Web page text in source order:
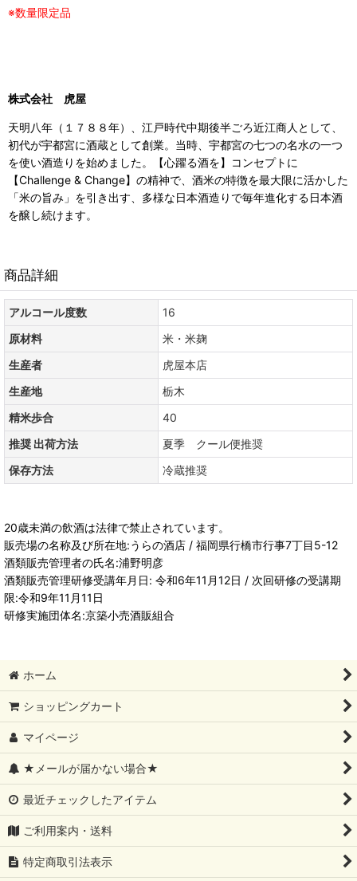
※数量限定品
株式会社 虎屋
天明八年（１７８８年）、江戸時代中期後半ごろ近江商人として、
初代が宇都宮に酒蔵として創業。当時、宇都宮の七つの名水の一つ
を使い酒造りを始めました。【心躍る酒を】コンセプトに
【Challenge & Change】の精神で、酒米の特徴を最大限に活かした
「米の旨み」を引き出す、多様な日本酒造りで毎年進化する日本酒
を醸し続けます。
商品詳細
アルコール度数
16
原材料
米・米麹
生産者
虎屋本店
生産地
栃木
精米歩合
40
推奨 出荷方法
夏季 クール便推奨
保存方法
冷蔵推奨
20歳未満の飲酒は法律で禁止されています。
販売場の名称及び所在地:うらの酒店 / 福岡県行橋市行事7丁目5-12
酒類販売管理者の氏名:浦野明彦
酒類販売管理研修受講年月日: 令和6年11月12日 / 次回研修の受講期
限:令和9年11月11日
研修実施団体名:京築小売酒販組合
ホーム
ショッピングカート
マイページ
★メールが届かない場合★
最近チェックしたアイテム
ご利用案内・送料
特定商取引法表示